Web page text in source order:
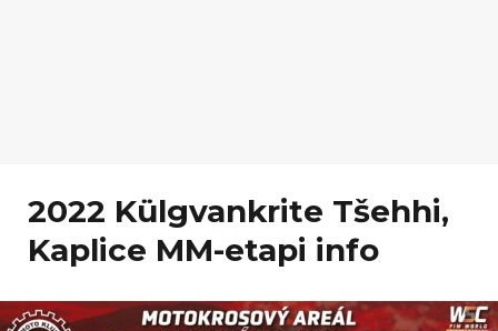
2022 Külgvankrite Tšehhi,
Kaplice MM-etapi info